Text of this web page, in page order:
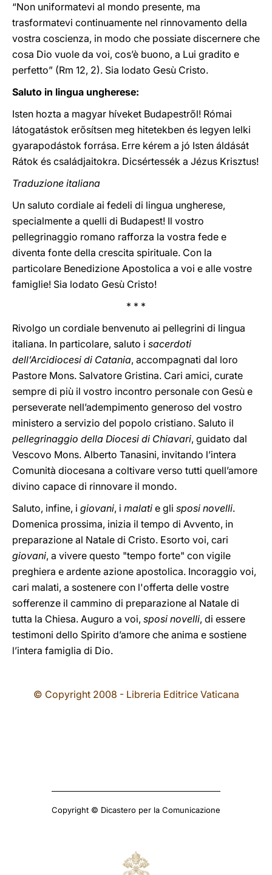
“Non uniformatevi al mondo presente, ma
trasformatevi continuamente nel rinnovamento della
vostra coscienza, in modo che possiate discernere che
cosa Dio vuole da voi, cos’è buono, a Lui gradito e
perfetto” (Rm 12, 2). Sia lodato Gesù Cristo.
Saluto in lingua ungherese:
Isten hozta a magyar híveket Budapestről! Római
látogatástok erősítsen meg hitetekben és legyen lelki
gyarapodástok forrása. Erre kérem a jó Isten áldását
Rátok és családjaitokra. Dicsértessék a Jézus Krisztus!
Traduzione italiana
Un saluto cordiale ai fedeli di lingua ungherese,
specialmente a quelli di Budapest! Il vostro
pellegrinaggio romano rafforza la vostra fede e
diventa fonte della crescita spirituale. Con la
particolare Benedizione Apostolica a voi e alle vostre
famiglie! Sia lodato Gesù Cristo!
* * *
Rivolgo un cordiale benvenuto ai pellegrini di lingua
italiana. In particolare, saluto i sacerdoti
dell’Arcidiocesi di Catania, accompagnati dal loro
Pastore Mons. Salvatore Gristina. Cari amici, curate
sempre di più il vostro incontro personale con Gesù e
perseverate nell’adempimento generoso del vostro
ministero a servizio del popolo cristiano. Saluto il
pellegrinaggio della Diocesi di Chiavari, guidato dal
Vescovo Mons. Alberto Tanasini, invitando l’intera
Comunità diocesana a coltivare verso tutti quell’amore
divino capace di rinnovare il mondo.
Saluto, infine, i giovani, i malati e gli sposi novelli.
Domenica prossima, inizia il tempo di Avvento, in
preparazione al Natale di Cristo. Esorto voi, cari
giovani, a vivere questo "tempo forte" con vigile
preghiera e ardente azione apostolica. Incoraggio voi,
cari malati, a sostenere con l'offerta delle vostre
sofferenze il cammino di preparazione al Natale di
tutta la Chiesa. Auguro a voi, sposi novelli, di essere
testimoni dello Spirito d’amore che anima e sostiene
l’intera famiglia di Dio.
© Copyright 2008 - Libreria Editrice Vaticana
Copyright © Dicastero per la Comunicazione